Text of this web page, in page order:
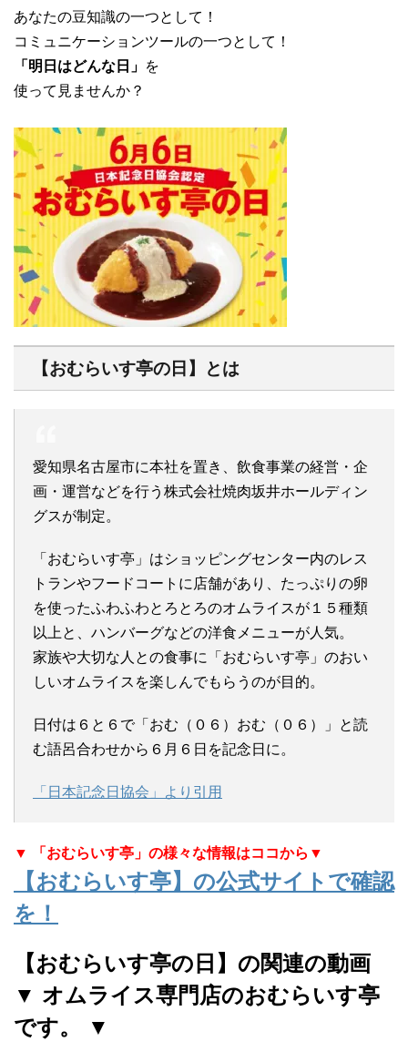
あなたの豆知識の一つとして！
コミュニケーションツールの一つとして！
「明日はどんな日」 を
使って見ませんか？
【おむらいす亭の日】とは
愛知県名古屋市に本社を置き、飲食事業の経営・企
画・運営などを行う株式会社焼肉坂井ホールディン
グスが制定。
「おむらいす亭」はショッピングセンター内のレス
トランやフードコートに店舗があり、たっぷりの卵
を使ったふわふわとろとろのオムライスが１５種類
以上と、ハンバーグなどの洋食メニューが人気。
家族や大切な人との食事に「おむらいす亭」のおい
しいオムライスを楽しんでもらうのが目的。
日付は６と６で「おむ（０６）おむ（０６）」と読
む語呂合わせから６月６日を記念日に。
「日本記念日協会」より引用
▼ 「おむらいす亭」の様々な情報はココから▼
【おむらいす亭】の公式サイトで確認
を！
【おむらいす亭の日】の関連の動画
▼ オムライス専門店のおむらいす亭
です。 ▼